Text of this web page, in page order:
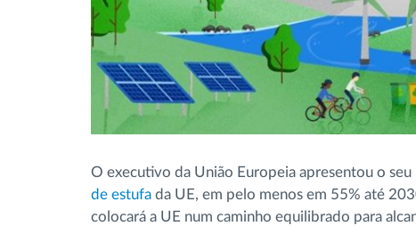
O executivo da União Europeia apresentou o seu
de estufa da UE, em pelo menos em 55% até
colocará a UE num caminho equilibrado para